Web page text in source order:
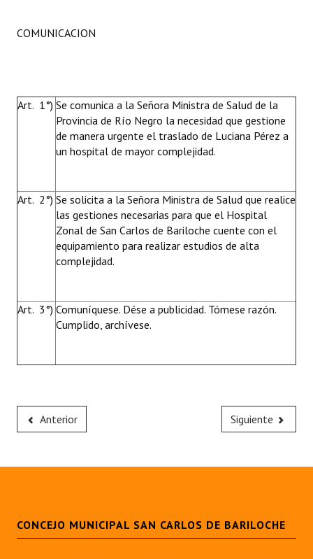
COMUNICACION
Art. 1°) Se comunica a la Señora Ministra de Salud de la
Provincia de Río Negro la necesidad que gestione
de manera urgente el traslado de Luciana Pérez a
un hospital de mayor complejidad.
Art. 2°) Se solicita a la Señora Ministra de Salud que realice
las gestiones necesarias para que el Hospital
Zonal de San Carlos de Bariloche cuente con el
equipamiento para realizar estudios de alta
complejidad.
Art. 3°) Comuníquese. Dése a publicidad. Tómese razón.
Cumplido, archívese.
Anterior Siguiente
CONCEJO MUNICIPAL SAN CARLOS DE BARILOCHE